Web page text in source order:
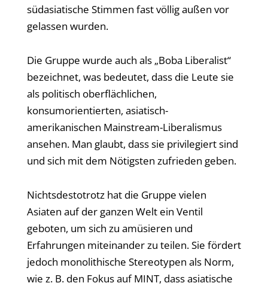
südasiatische Stimmen fast völlig außen vor
gelassen wurden.
Die Gruppe wurde auch als „Boba Liberalist“
bezeichnet, was bedeutet, dass die Leute sie
als politisch oberflächlichen,
konsumorientierten, asiatisch-
amerikanischen Mainstream-Liberalismus
ansehen. Man glaubt, dass sie privilegiert sind
und sich mit dem Nötigsten zufrieden geben.
Nichtsdestotrotz hat die Gruppe vielen
Asiaten auf der ganzen Welt ein Ventil
geboten, um sich zu amüsieren und
Erfahrungen miteinander zu teilen. Sie fördert
jedoch monolithische Stereotypen als Norm,
wie z. B. den Fokus auf MINT, dass asiatische